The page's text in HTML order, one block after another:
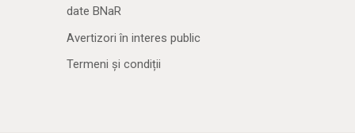
date BNaR
Avertizori în interes public
Termeni și condiții